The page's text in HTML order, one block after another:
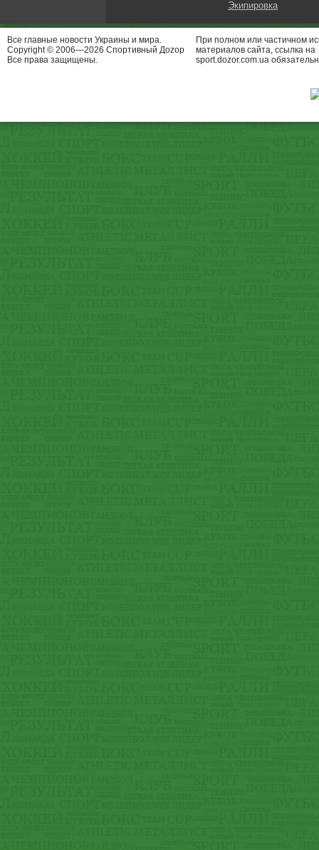
Экипировка
Все главные новости Украины и мира.
Copyright © 2006—2026 Спортивный Доzор
Все права защищены.
При полном или частичном
материалов сайта, ссылка на
sport.dozor.com.ua